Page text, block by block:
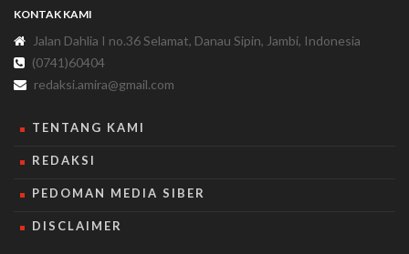
KONTAK KAMI
Jalan Dahlia I no.36 Selamat, Danau Sipin, Jambi, Indonesia
(0741)60404
redaksi.amira@gmail.com
TENTANG KAMI
REDAKSI
PEDOMAN MEDIA SIBER
DISCLAIMER